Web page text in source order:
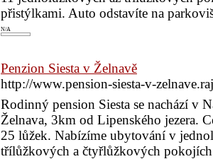
přistýlkami. Auto odstavíte na
N/A
Penzion Siesta v Želnavě
http://www.pension-siesta-v-
Rodinný pension Siesta se nachází v
Želnava, 3km od Lipenského jezera.
25 lůžek. Nabízíme ubytování v
třílůžkových a čtyřlůžkových